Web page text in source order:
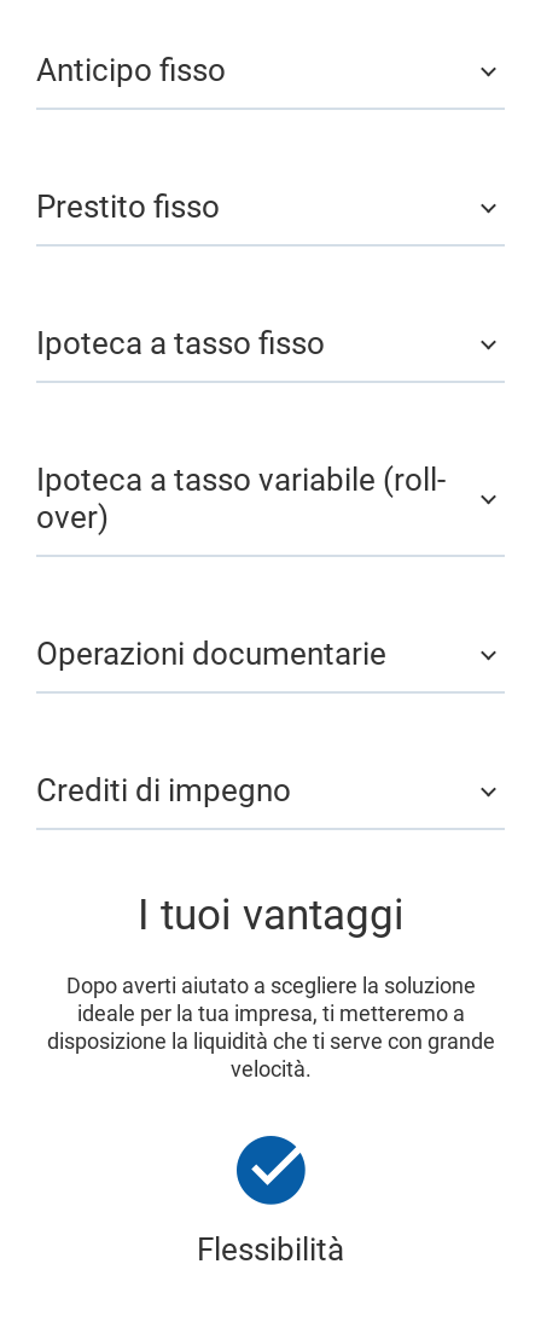
Anticipo fisso
Prestito fisso
Ipoteca a tasso fisso
Ipoteca a tasso variabile (roll-
over)
Operazioni documentarie
Crediti di impegno
I tuoi vantaggi
Dopo averti aiutato a scegliere la soluzione
ideale per la tua impresa, ti metteremo a
disposizione la liquidità che ti serve con grande
velocità.
Flessibilità